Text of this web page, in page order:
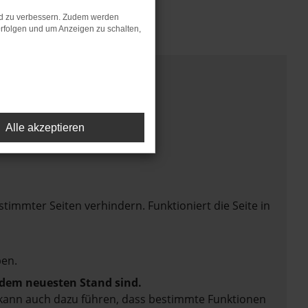
Seiten verhindern. Funktioniert die Seite in
neuesten Stand sind.
auch dazu führen, dass bestimmte Funktionen
zu verbessern. Zudem werden
und um Anzeigen zu schalten,
Alle akzeptieren